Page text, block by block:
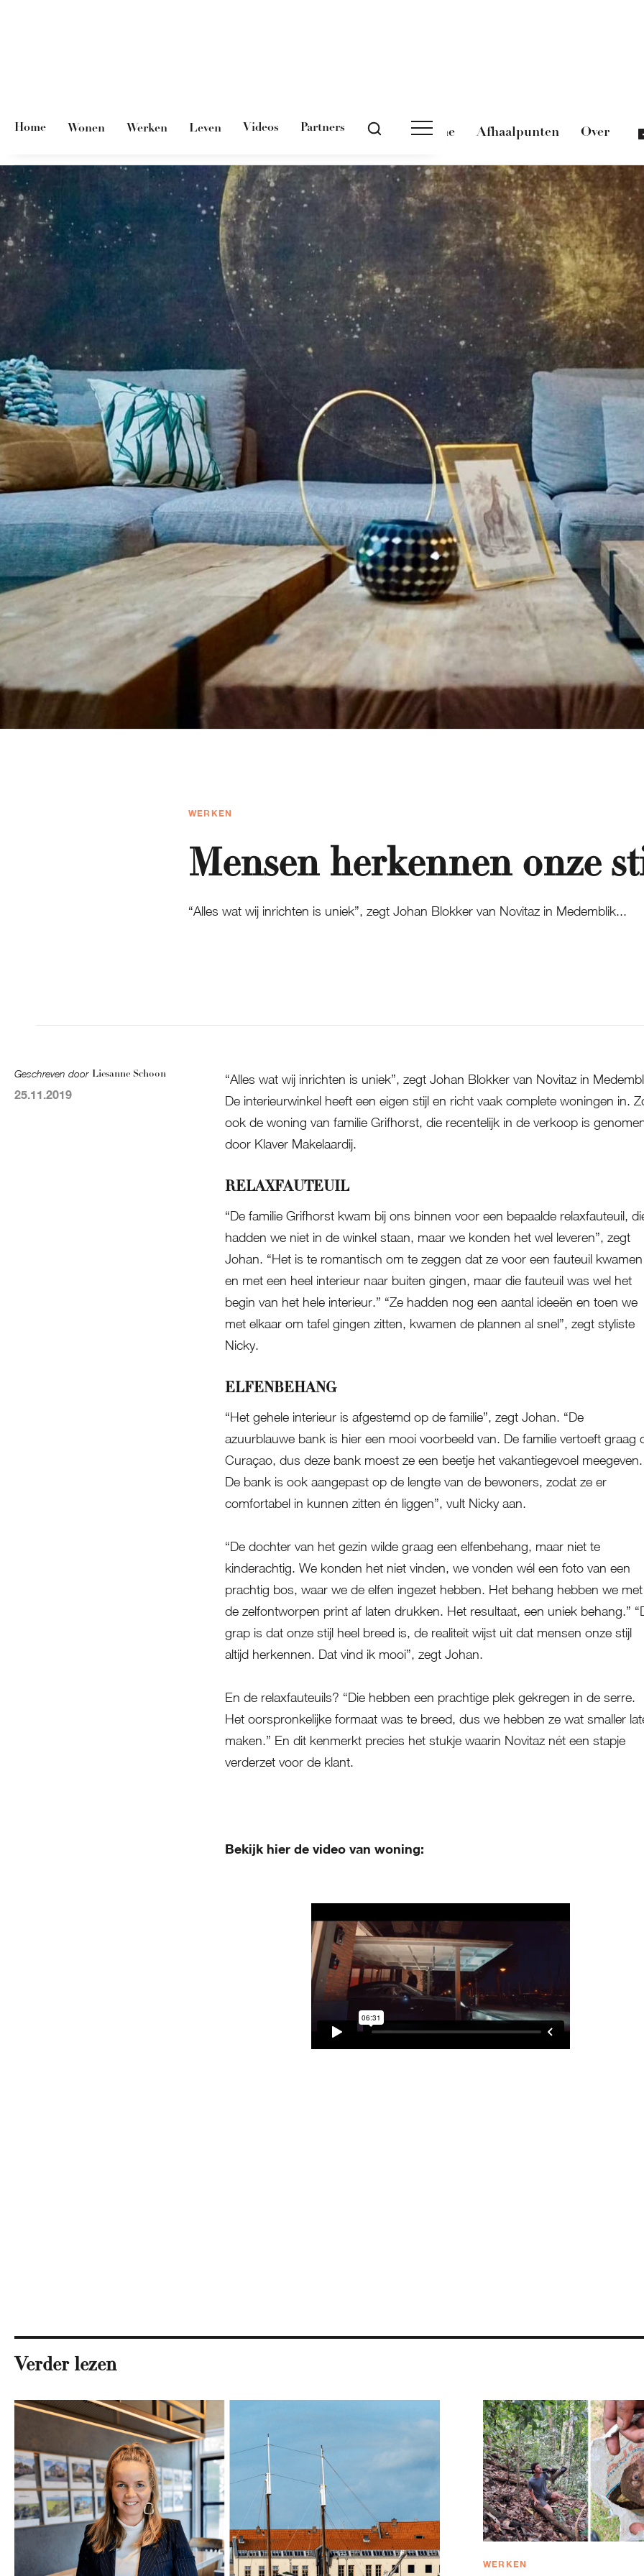
Magazine Afhaalpunten Over
Home Wonen Werken Leven Videos Partners
WERKEN
Mensen herkennen onze
“Alles wat wij inrichten is uniek”, zegt Johan Blokker van Novitaz in Medemblik...
Geschreven door Liesanne Schoon
25.11.2019
“Alles wat wij inrichten is uniek”, zegt Johan Blokker van Novitaz in
De interieurwinkel heeft een eigen stijl en richt vaak complete woningen in.
ook de woning van familie Grifhorst, die recentelijk in de verkoop is
door Klaver Makelaardij.
RELAXFAUTEUIL
“De familie Grifhorst kwam bij ons binnen voor een bepaalde relaxfauteuil,
hadden we niet in de winkel staan, maar we konden het wel leveren”, zegt
Johan. “Het is te romantisch om te zeggen dat ze voor een fauteuil kwamen
en met een heel interieur naar buiten gingen, maar die fauteuil was wel het
begin van het hele interieur.” “Ze hadden nog een aantal ideeën en toen we
met elkaar om tafel gingen zitten, kwamen de plannen al snel”, zegt styliste
Nicky.
ELFENBEHANG
“Het gehele interieur is afgestemd op de familie”, zegt Johan. “De
azuurblauwe bank is hier een mooi voorbeeld van. De familie vertoeft graag
Curaçao, dus deze bank moest ze een beetje het vakantiegevoel meegeven.
De bank is ook aangepast op de lengte van de bewoners, zodat ze er
comfortabel in kunnen zitten én liggen”, vult Nicky aan.
“De dochter van het gezin wilde graag een elfenbehang, maar niet te
kinderachtig. We konden het niet vinden, we vonden wél een foto van een
prachtig bos, waar we de elfen ingezet hebben. Het behang hebben we met
de zelfontworpen print af laten drukken. Het resultaat, een uniek behang.”
grap is dat onze stijl heel breed is, de realiteit wijst uit dat mensen onze stijl
altijd herkennen. Dat vind ik mooi”, zegt Johan.
En de relaxfauteuils? “Die hebben een prachtige plek gekregen in de serre.
Het oorspronkelijke formaat was te breed, dus we hebben ze wat smaller
maken.” En dit kenmerkt precies het stukje waarin Novitaz nét een stapje
verderzet voor de klant.
Bekijk hier de video van woning:
Verder lezen
WERKEN